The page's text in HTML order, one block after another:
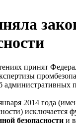
принят
административных
2014 года
исключается
безопасности и